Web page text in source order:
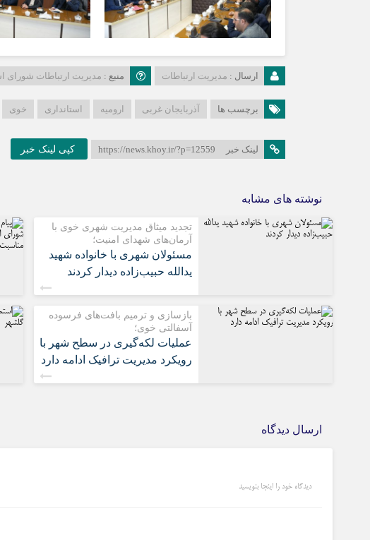
ارسال : مدیریت ارتباطات منبع : مدیریت ارتباطات شورای
برچسب ها آذربایجان غربی ارومیه استانداری خوی
لینک خبر https://news.khoy.ir/?p=12559 کپی لینک خبر
نوشته های مشابه
تجدید میثاق مدیریت شهری خوی با
آرمان‌های شهدای امنیت؛
مسئولان شهری با خانواده شهید
یدالله حبیب‌زاده دیدار کردند
بازسازی و ترمیم بافت‌های فرسوده
آسفالتی خوی؛
عملیات لکه‌گیری در سطح شهر با
رویکرد مدیریت ترافیک ادامه دارد
ارسال دیدگاه
دیدگاه خود را اینجا بنویسید